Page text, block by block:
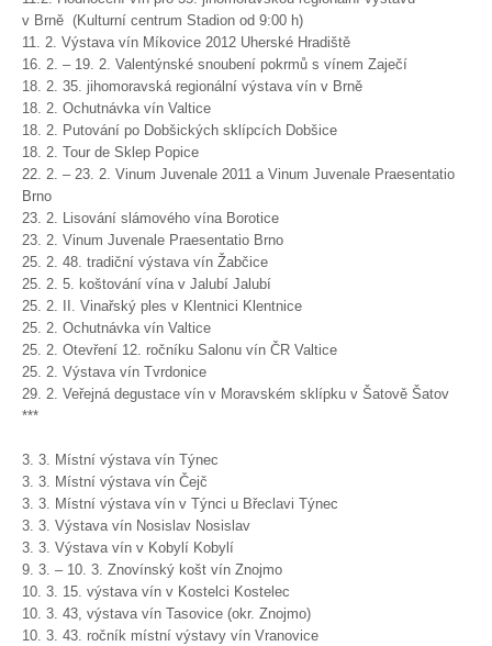
v Brně (Kulturní centrum Stadion od 9:00 h)
11. 2. Výstava vín Míkovice 2012 Uherské Hradiště
16. 2. – 19. 2. Valentýnské snoubení pokrmů s vínem Zaječí
18. 2. 35. jihomoravská regionální výstava vín v Brně
18. 2. Ochutnávka vín Valtice
18. 2. Putování po Dobšických sklípcích Dobšice
18. 2. Tour de Sklep Popice
22. 2. – 23. 2. Vinum Juvenale 2011 a Vinum Juvenale Praesentatio
Brno
23. 2. Lisování slámového vína Borotice
23. 2. Vinum Juvenale Praesentatio Brno
25. 2. 48. tradiční výstava vín Žabčice
25. 2. 5. koštování vína v Jalubí Jalubí
25. 2. II. Vinařský ples v Klentnici Klentnice
25. 2. Ochutnávka vín Valtice
25. 2. Otevření 12. ročníku Salonu vín ČR Valtice
25. 2. Výstava vín Tvrdonice
29. 2. Veřejná degustace vín v Moravském sklípku v Šatově Šatov
***
3. 3. Místní výstava vín Týnec
3. 3. Místní výstava vín Čejč
3. 3. Místní výstava vín v Týnci u Břeclavi Týnec
3. 3. Výstava vín Nosislav Nosislav
3. 3. Výstava vín v Kobylí Kobylí
9. 3. – 10. 3. Znovínský košt vín Znojmo
10. 3. 15. výstava vín v Kostelci Kostelec
10. 3. 43, výstava vín Tasovice (okr. Znojmo)
10. 3. 43. ročník místní výstavy vín Vranovice